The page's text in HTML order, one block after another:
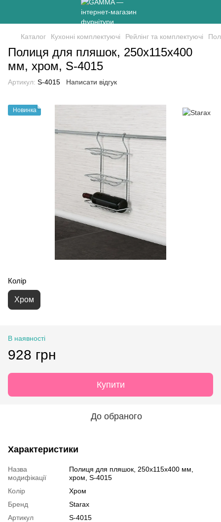
Каталог Кухонні комплектуючі Рейлінг та комплектуючі
Полиця для пляшок, 250х115х400
мм, хром, S-4015
Артикул: S-4015 Написати відгук
Новинка
Колір
Хром
В наявності
928 грн
Купити
До обраного
Характеристики
Назва
модифікації
Полиця для пляшок, 250х115х400 мм,
хром, S-4015
Колір
Хром
Бренд
Starax
Артикул
S-4015